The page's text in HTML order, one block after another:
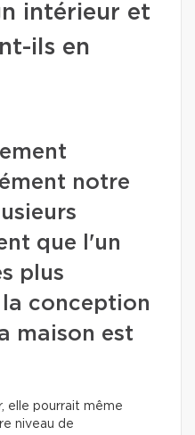
intérieur et
ils en
notre
que l'un
plus
conception
maison est
elle pourrait même
niveau de